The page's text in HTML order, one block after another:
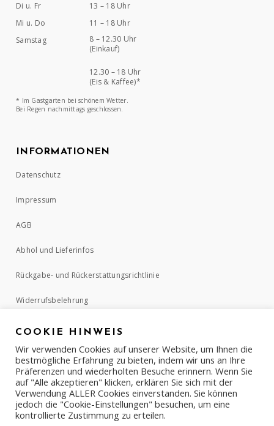
Di u. Fr
13 – 18 Uhr
Mi u. Do
11 – 18 Uhr
Samstag
8 – 12.30 Uhr
(Einkauf)
12.30 – 18 Uhr
(Eis & Kaffee)*
* Im Gastgarten bei schönem Wetter.
Bei Regen nachmittags geschlossen.
INFORMATIONEN
Datenschutz
Impressum
AGB
Abhol und Lieferinfos
Rückgabe- und Rückerstattungsrichtlinie
Widerrufsbelehrung
ZAHLUNGSMETHODEN
COOKIE HINWEIS
Wir verwenden Cookies auf unserer Website, um Ihnen die
bestmögliche Erfahrung zu bieten, indem wir uns an Ihre
Präferenzen und wiederholten Besuche erinnern. Wenn Sie
auf "Alle akzeptieren" klicken, erklären Sie sich mit der
Verwendung ALLER Cookies einverstanden. Sie können
jedoch die "Cookie-Einstellungen" besuchen, um eine
kontrollierte Zustimmung zu erteilen.